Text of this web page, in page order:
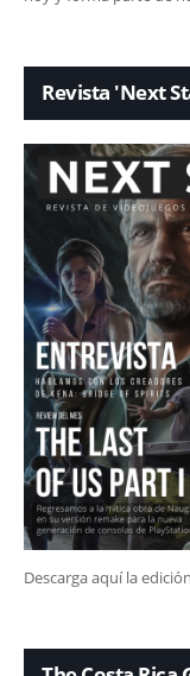
Revista 'Next
Descarga aquí la